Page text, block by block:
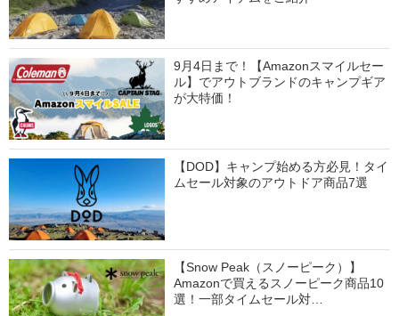
9月4日まで！【Amazonスマイルセー
ル】でアウトブランドのキャンプギア
が大特価！
【DOD】キャンプ始める方必見！タイ
ムセール対象のアウトドア商品7選
【Snow Peak（スノーピーク）】
Amazonで買えるスノーピーク商品10
選！一部タイムセール対…